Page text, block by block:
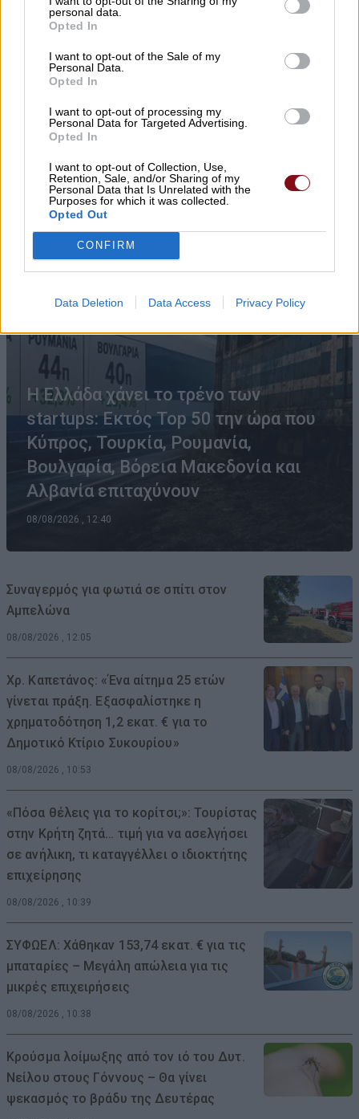
personal data.
Opted In
I want to opt-out of the Sale of my
Personal Data.
Opted In
I want to opt-out of processing my
Personal Data for Targeted Advertising.
Opted In
I want to opt-out of Collection, Use,
Retention, Sale, and/or Sharing of my
Personal Data that Is Unrelated with the
Purposes for which it was collected.
Opted Out
CONFIRM
Data Deletion Data Access Privacy Policy
Η Ελλάδα χάνει το τρένο των
startups: Εκτός Top 50 την ώρα που
Κύπρος, Τουρκία, Ρουμανία,
Βουλγαρία, Βόρεια Μακεδονία και
Αλβανία επιταχύνουν
08/08/2026 , 12:40
Συναγερμός για φωτιά σε σπίτι στον
Αμπελώνα
08/08/2026 , 12:05
Χρ. Καπετάνος: «Ένα αίτημα 25 ετών
γίνεται πράξη. Εξασφαλίστηκε η
χρηματοδότηση 1,2 εκατ. € για το
Δημοτικό Κτίριο Συκουρίου»
08/08/2026 , 10:53
«Πόσα θέλεις για το κορίτσι;»: Τουρίστας
στην Κρήτη ζητά… τιμή για να ασελγήσει
σε ανήλικη, τι καταγγέλλει ο ιδιοκτήτης
επιχείρησης
08/08/2026 , 10:39
ΣΥΦΩΕΛ: Χάθηκαν 153,74 εκατ. € για τις
μπαταρίες – Μεγάλη απώλεια για τις
μικρές επιχειρήσεις
08/08/2026 , 10:38
Κρούσμα λοίμωξης από τον ιό του Δυτ.
Νείλου στους Γόννους – Θα γίνει
ψεκασμός το βράδυ της Δευτέρας